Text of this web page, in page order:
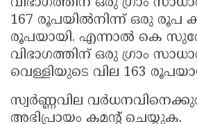
വിഭാഗത്തിന് ഒരു ഗ്രാം
167 രൂപയിൽനിന്ന് ഒരു രൂപ
രൂപയായി. എന്നാൽ കെ
വിഭാഗത്തിന് ഒരു ഗ്രാം
വെള്ളിയുടെ വില 163
സ്വർണ്ണവില
അഭിപ്രായം കമൻ്റ് ചെയ്യുക.